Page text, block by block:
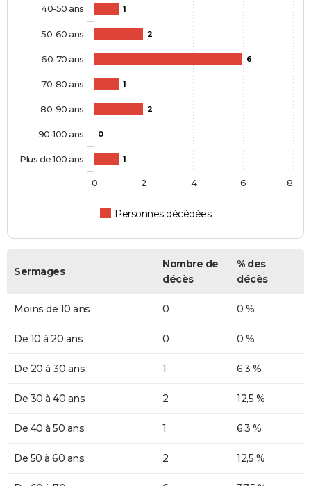
1
2
6
1
2
0
1
Personnes décédées
40-50 ans
50-60 ans
60-70 ans
70-80 ans
80-90 ans
90-100 ans
Plus de 100 ans
0 2 4 6 8
Sermages
Nombre de
décès
% des
décès
Moins de 10 ans 0 0 %
De 10 à 20 ans 0 0 %
De 20 à 30 ans 1 6,3 %
De 30 à 40 ans 2 12,5 %
De 40 à 50 ans 1 6,3 %
De 50 à 60 ans 2 12,5 %